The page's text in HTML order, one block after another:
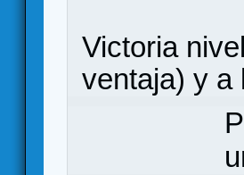
Victoria
ventaja) y a